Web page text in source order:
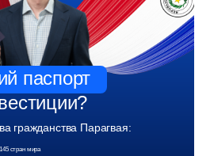
паспорт
гражданства Парагвая:
стран мира